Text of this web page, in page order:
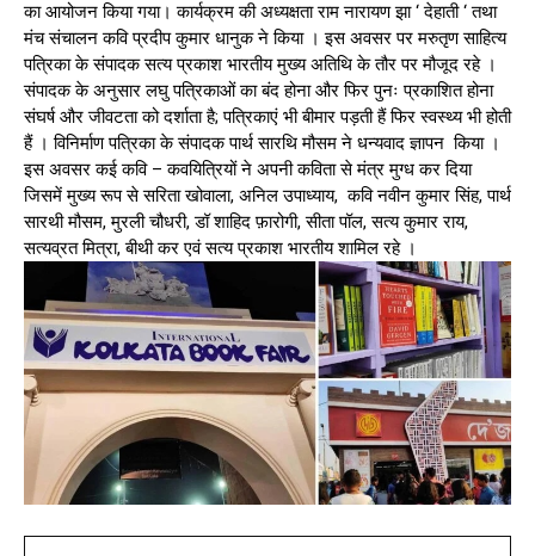
का आयोजन किया गया। कार्यक्रम की अध्यक्षता राम नारायण झा ‘ देहाती ‘ तथा
मंच संचालन कवि प्रदीप कुमार धानुक ने किया । इस अवसर पर मरुतृण साहित्य
पत्रिका के संपादक सत्य प्रकाश भारतीय मुख्य अतिथि के तौर पर मौजूद रहे ।
संपादक के अनुसार लघु पत्रिकाओं का बंद होना और फिर पुनः प्रकाशित होना
संघर्ष और जीवटता को दर्शाता है; पत्रिकाएं भी बीमार पड़ती हैं फिर स्वस्थ्य भी होती
हैं । विनिर्माण पत्रिका के संपादक पार्थ सारथि मौसम ने धन्यवाद ज्ञापन किया ।
इस अवसर कई कवि – कवयित्रियों ने अपनी कविता से मंत्र मुग्ध कर दिया
जिसमें मुख्य रूप से सरिता खोवाला, अनिल उपाध्याय, कवि नवीन कुमार सिंह, पार्थ
सारथी मौसम, मुरली चौधरी, डॉ शाहिद फ़ारोगी, सीता पॉल, सत्य कुमार राय,
सत्यव्रत मित्रा, बीथी कर एवं सत्य प्रकाश भारतीय शामिल रहे ।